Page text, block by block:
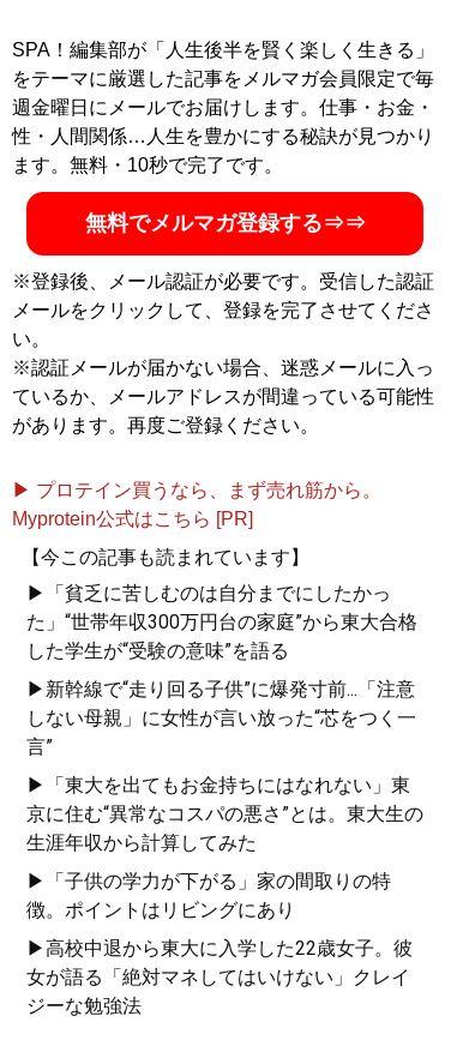
末東大合格を果たす。著書に最小コストで結果を出すノ
ウハウを体系化した『
東大式節約勉強法 』、膨大な範囲
と量の受験勉強をする中で気がついた「コスパを極限ま
で高める時間の使い方」を解説した『 東大式時間術
』な
ど。
株式会社カルペ・ディエム にて、お金と時間をかけ
ない「省エネスタイルの勉強法」などを伝える。
MENSA会員。（Xアカウント:
@Temma_Fusegawa
目標達成のための最短ル
ート、最小コストの具体
的な方法が満載
『 人生を切りひらく 最高
の自宅勉強法』
合格した著者が明かす
「最高の勉強法」
『東大合格はいくらで買
SPA！編集部が「人生後半を賢く楽しく生きる」
をテーマに厳選した記事をメルマガ会員限定で毎
週金曜日にメールでお届けします。仕事・お金・
性・人間関係…人生を豊かにする秘訣が見つかり
ます。無料・10秒で完了です。
無料でメルマガ登録する⇒⇒
※登録後、メール認証が必要です。受信した認証
メールをクリックして、登録を完了させてくださ
い。
※認証メールが届かない場合、迷惑メールに入っ
ているか、メールアドレスが間違っている可能性
があります。再度ご登録ください。
▶ プロテイン買うなら、まず売れ筋から。
Myprotein公式はこちら [PR]
【今この記事も読まれています】
▶「貧乏に苦しむのは自分までにしたかっ
た」“世帯年収300万円台の家庭”から東大合格
した学生が“受験の意味”を語る
▶新幹線で“走り回る子供”に爆発寸前...「注意
しない母親」に女性が言い放った“芯をつく一
言”
▶「東大を出てもお金持ちにはなれない」東
京に住む“異常なコスパの悪さ”とは。東大生の
生涯年収から計算してみた
▶「子供の学力が下がる」家の間取りの特
徴。ポイントはリビングにあり
▶高校中退から東大に入学した22歳女子。彼
女が語る「絶対マネしてはいけない」クレイ
ジーな勉強法